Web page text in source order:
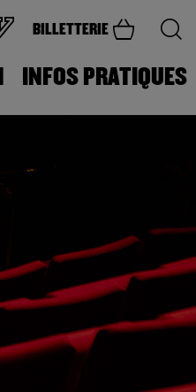
BILLETTERIE
INFOS PRATIQUES